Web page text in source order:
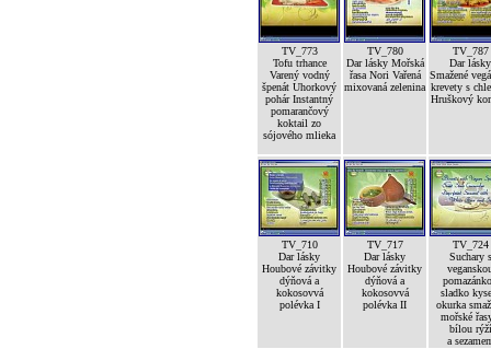
TV_773
Tofu trhance
Varený vodný
špenát Uhorkový
pohár Instantný
pomarančový
koktail zo
sójového mlieka
TV_780
Dar lásky Mořská
řasa Nori Vařená
mixovaná zelenina
TV_787
Dar lásky
Smažené
krevety s
Hruškový
TV_710
Dar lásky
Houbové závitky
dýňová a
kokosovvá
polévka I
TV_717
Dar lásky
Houbové závitky
dýňová a
kokosovvá
polévka II
TV_724
Suchary s
sladko
okurka
mořské
bílou rýží
a